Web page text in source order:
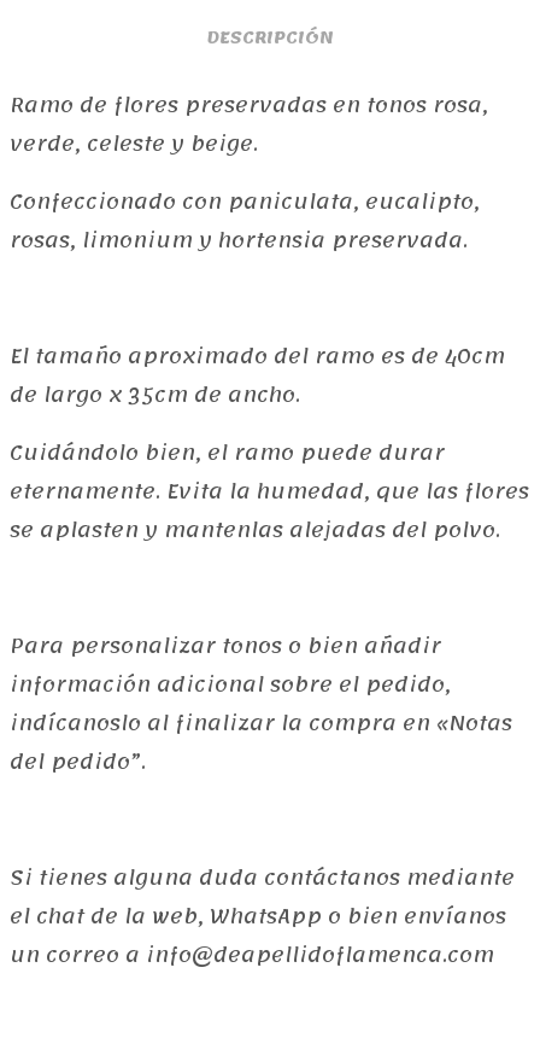
DESCRIPCIÓN
Ramo de flores preservadas en tonos rosa,
verde, celeste y beige.
Confeccionado con paniculata, eucalipto,
rosas, limonium y hortensia preservada.
El tamaño aproximado del ramo es de 40cm
de largo x 35cm de ancho.
Cuidándolo bien, el ramo puede durar
eternamente. Evita la humedad, que las flores
se aplasten y mantenlas alejadas del polvo.
Para personalizar tonos o bien añadir
información adicional sobre el pedido,
indícanoslo al finalizar la compra en «Notas
del pedido”.
Si tienes alguna duda contáctanos mediante
el chat de la web, WhatsApp o bien envíanos
un correo a info@deapellidoflamenca.com